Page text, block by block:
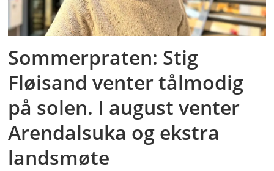
Sommerpraten: Stig
Fløisand venter tålmodig
på solen. I august venter
Arendalsuka og ekstra
landsmøte